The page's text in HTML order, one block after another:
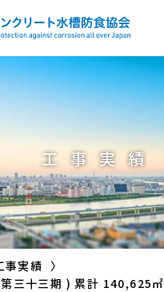
クリート
協会
工事実績
事実績
三十三期 ) 累計 140,625㎡